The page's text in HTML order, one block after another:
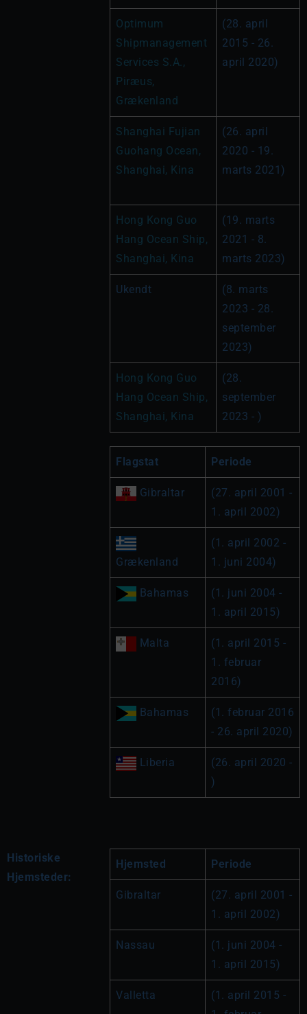
Optimum
Shipmanagement
Services S.A.,
Piræus,
Grækenland
(28. april
2015 - 26.
april 2020)
Shanghai Fujian
Guohang Ocean,
Shanghai, Kina
(26. april
2020 - 19.
marts 2021)
Hong Kong Guo
Hang Ocean Ship,
Shanghai, Kina
(19. marts
2021 - 8.
marts 2023)
Ukendt
(8. marts
2023 - 28.
september
2023)
Hong Kong Guo
Hang Ocean Ship,
Shanghai, Kina
(28.
september
2023 - )
Flagstat Periode
Gibraltar
(27. april 2001 -
1. april 2002)
Grækenland
(1. april 2002 -
1. juni 2004)
Bahamas
(1. juni 2004 -
1. april 2015)
Malta
(1. april 2015 -
1. februar
2016)
Bahamas
(1. februar 2016
- 26. april 2020)
Liberia
(26. april 2020 -
)
Historiske
Hjemsteder:
Hjemsted Periode
Gibraltar
(27. april 2001 -
1. april 2002)
Nassau
(1. juni 2004 -
1. april 2015)
Valletta
(1. april 2015 -